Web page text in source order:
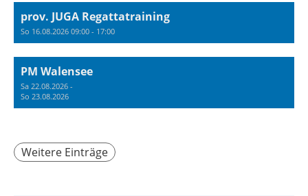
prov. JUGA Regattatraining
So 16.08.2026 09:00 - 17:00
PM Walensee
Sa 22.08.2026 -
So 23.08.2026
Weitere Einträge